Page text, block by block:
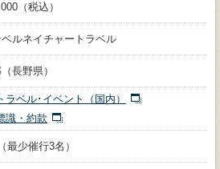
（税込）
ベルネイチャートラベル
長野県）
ラベル･イベント（国内）
識・約款
最少催行3名）